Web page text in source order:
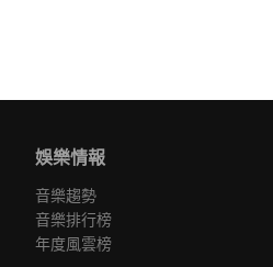
娛樂情報
音樂趨勢
音樂排行榜
年度風雲榜